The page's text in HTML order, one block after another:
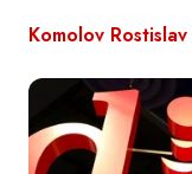
Komolov Rostislav